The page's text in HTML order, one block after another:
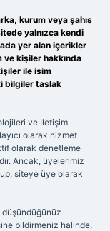
kurum veya şahıs
yalnızca kendi
yer alan içerikler
kişiler hakkında
ile isim
bilgiler taslak
ve İletişim
olarak hizmet
olarak denetleme
Ancak, üyelerimiz
siteye üye olarak
düşündüğünüz
bildirmeniz halinde,